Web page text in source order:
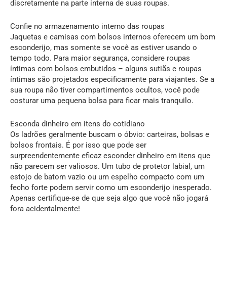
discretamente na parte interna de suas roupas.
Confie no armazenamento interno das roupas
Jaquetas e camisas com bolsos internos oferecem um bom
esconderijo, mas somente se você as estiver usando o
tempo todo. Para maior segurança, considere roupas
íntimas com bolsos embutidos – alguns sutiãs e roupas
íntimas são projetados especificamente para viajantes. Se a
sua roupa não tiver compartimentos ocultos, você pode
costurar uma pequena bolsa para ficar mais tranquilo.
Esconda dinheiro em itens do cotidiano
Os ladrões geralmente buscam o óbvio: carteiras, bolsas e
bolsos frontais. É por isso que pode ser
surpreendentemente eficaz esconder dinheiro em itens que
não parecem ser valiosos. Um tubo de protetor labial, um
estojo de batom vazio ou um espelho compacto com um
fecho forte podem servir como um esconderijo inesperado.
Apenas certifique-se de que seja algo que você não jogará
fora acidentalmente!